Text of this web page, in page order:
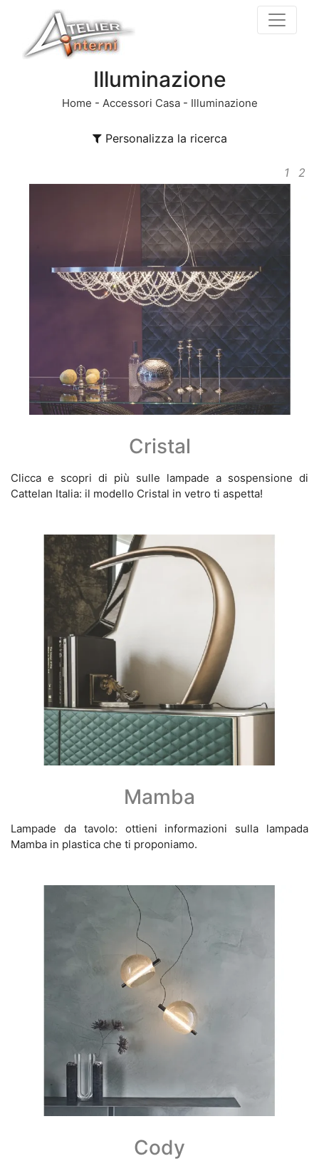
Illuminazione
Home - Accessori Casa - Illuminazione
Personalizza la ricerca
1 2
Cristal
Clicca e scopri di più sulle lampade a sospensione di
Cattelan Italia: il modello Cristal in vetro ti aspetta!
Mamba
Lampade da tavolo: ottieni informazioni sulla lampada
Mamba in plastica che ti proponiamo.
Cody